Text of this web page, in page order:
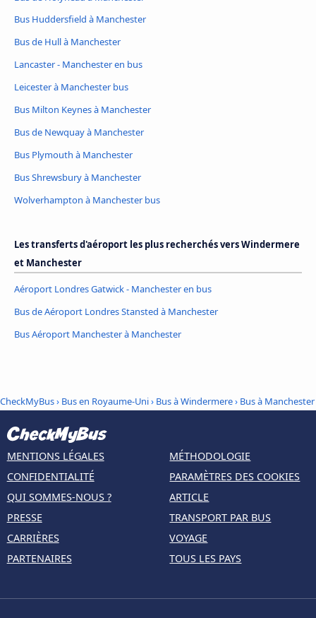
Bus Huddersfield à Manchester
Bus de Hull à Manchester
Lancaster - Manchester en bus
Leicester à Manchester bus
Bus Milton Keynes à Manchester
Bus de Newquay à Manchester
Bus Plymouth à Manchester
Bus Shrewsbury à Manchester
Wolverhampton à Manchester bus
Les transferts d'aéroport les plus recherchés vers Windermere
et Manchester
Aéroport Londres Gatwick - Manchester en bus
Bus de Aéroport Londres Stansted à Manchester
Bus Aéroport Manchester à Manchester
CheckMyBus› Bus en Royaume-Uni› Bus à Windermere› Bus à Manchester
MENTIONS LÉGALES
CONFIDENTIALITÉ
QUI SOMMES-NOUS ?
PRESSE
CARRIÈRES
PARTENAIRES
MÉTHODOLOGIE
PARAMÈTRES DES COOKIES
ARTICLE
TRANSPORT PAR BUS
VOYAGE
TOUS LES PAYS